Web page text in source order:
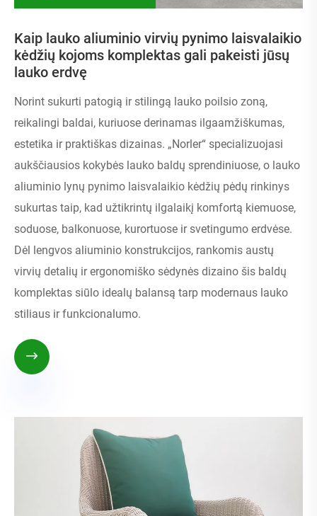
Kaip lauko aliuminio virvių pynimo laisvalaikio
kėdžių kojoms komplektas gali pakeisti jūsų
lauko erdvę
Norint sukurti patogią ir stilingą lauko poilsio zoną,
reikalingi baldai, kuriuose derinamas ilgaamžiškumas,
estetika ir praktiškas dizainas. „Norler“ specializuojasi
aukščiausios kokybės lauko baldų sprendiniuose, o lauko
aliuminio lynų pynimo laisvalaikio kėdžių pėdų rinkinys
sukurtas taip, kad užtikrintų ilgalaikį komfortą kiemuose,
soduose, balkonuose, kurortuose ir svetingumo erdvėse.
Dėl lengvos aliuminio konstrukcijos, rankomis austų
virvių detalių ir ergonomiško sėdynės dizaino šis baldų
komplektas siūlo idealų balansą tarp modernaus lauko
stiliaus ir funkcionalumo.
